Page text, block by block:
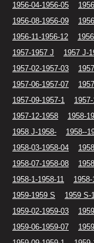
1956-04-1956-05
1956-08-1956-09
1956-11-1956-12
1957-1957 J
1957 J-
1957-02-1957-03
1957-06-1957-07
1957-09-1957-1
1957-12-1958
1958-
1958 J-1958-
1958--
1958-03-1958-04
1958-07-1958-08
1958-1-1958-11
1959-1959 S
1959 S-
1959-02-1959-03
1959-06-1959-07